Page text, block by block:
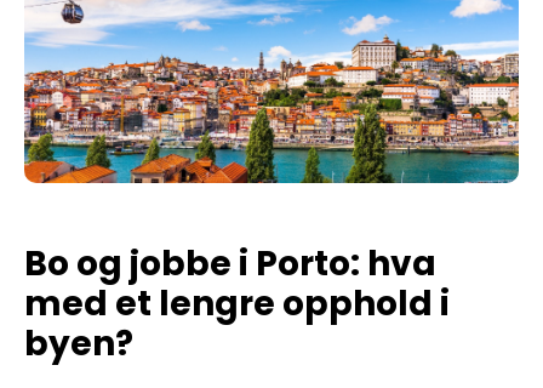
Bo og jobbe i Porto: hva
med et lengre opphold i
byen?